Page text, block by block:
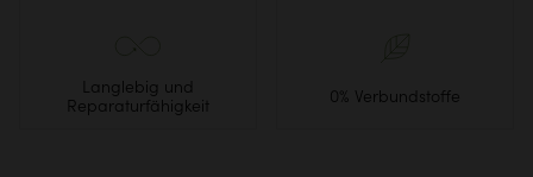
Langlebig und
Reparaturfähigkeit
0% Verbundstoffe